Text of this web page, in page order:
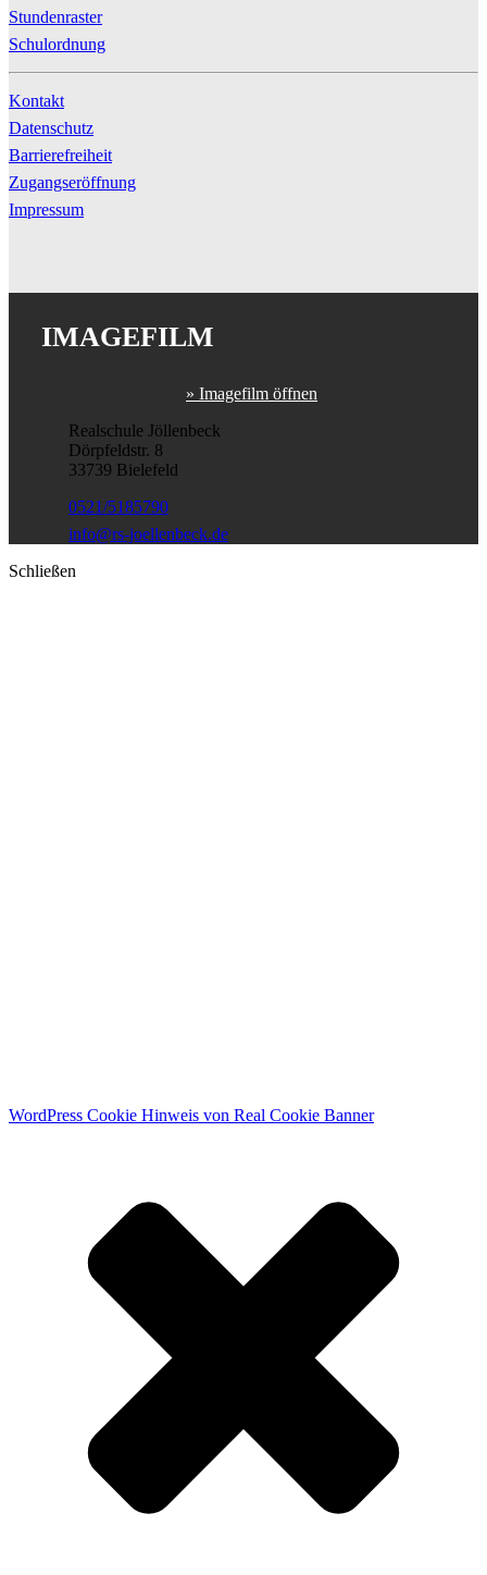
Stundenraster
Schulordnung
Kontakt
Datenschutz
Barrierefreiheit
Zugangseröffnung
Impressum
IMAGEFILM
» Imagefilm öffnen
Realschule Jöllenbeck
Dörpfeldstr. 8
33739 Bielefeld
0521/5185790
info@rs-joellenbeck.de
Schließen
WordPress Cookie Hinweis von Real Cookie Banner